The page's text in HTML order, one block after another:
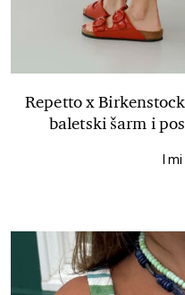
Repetto x
baletski šarm i
I